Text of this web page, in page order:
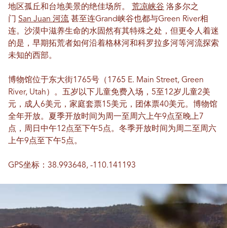
地区孤丘和台地美景的绝佳场所。 荒凉峡谷 洛多尔之
San Juan 河流 甚至连Grand峡谷也都与Green River相
连。沙漠中滋养生命的水固然有其特殊之处，但更令人着迷
的是，早期拓荒者如何沿着格林河和科罗拉多河等河流探索
未知的西部。
博物馆位于东大街1765号（1765 E. Main Street, Green
River, Utah）。五岁以下儿童免费入场，5至12岁儿童2美
元，成人6美元，家庭套票15美元，团体票40美元。博物馆
全年开放。夏季开放时间为周一至周六上午9点至晚上7
点，周日中午12点至下午5点。冬季开放时间为周二至周六
上午9点至下午5点。
GPS坐标：38.993648, -110.141193